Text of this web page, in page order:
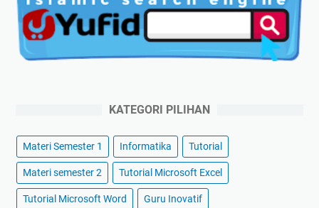
KATEGORI PILIHAN
Materi Semester 1 Informatika Tutorial
Materi semester 2 Tutorial Microsoft Excel
Tutorial Microsoft Word Guru Inovatif